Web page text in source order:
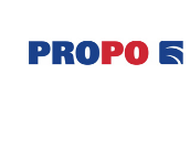
pääsisältöön
alatunnisteeseen